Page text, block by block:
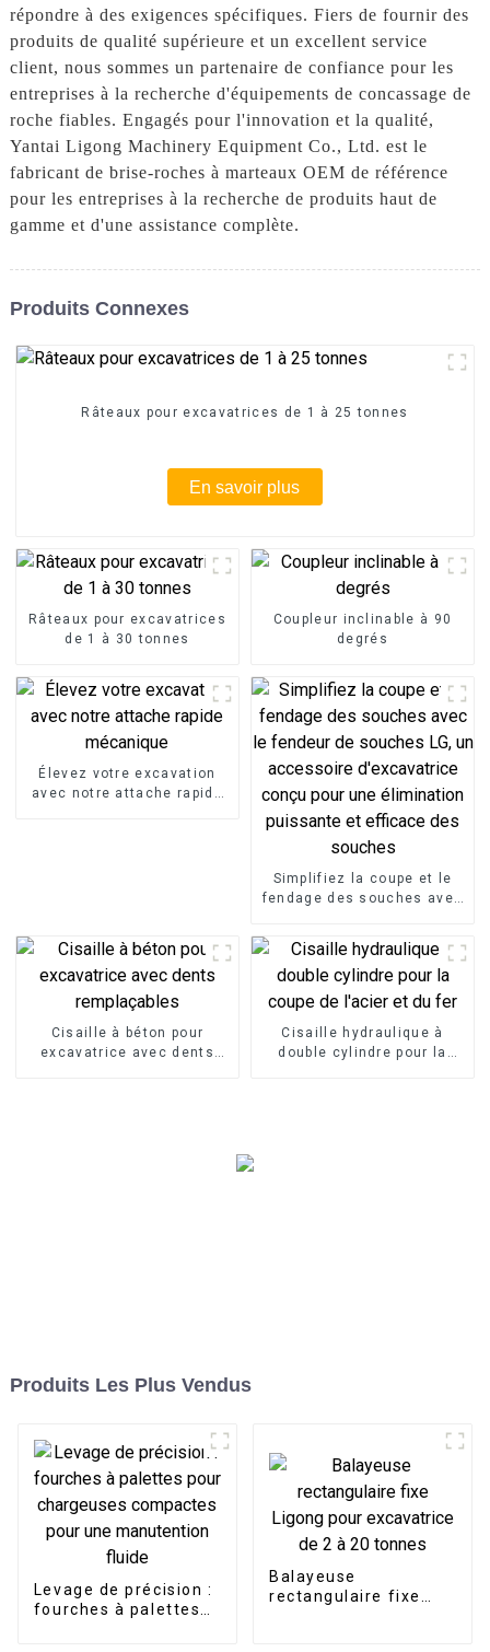
répondre à des exigences spécifiques. Fiers de fournir des
produits de qualité supérieure et un excellent service
client, nous sommes un partenaire de confiance pour les
entreprises à la recherche d'équipements de concassage de
roche fiables. Engagés pour l'innovation et la qualité,
Yantai Ligong Machinery Equipment Co., Ltd. est le
fabricant de brise-roches à marteaux OEM de référence
pour les entreprises à la recherche de produits haut de
gamme et d'une assistance complète.
Produits Connexes
Râteaux pour excavatrices de 1 à 25 tonnes
En savoir plus
Râteaux pour excavatrices
de 1 à 30 tonnes
Coupleur inclinable à 90
degrés
Élevez votre excavation
avec notre attache rapide
Simplifiez la coupe et le
fendage des souches avec
d'excavatrice conçu pour
une élimination puissante
et efficace des souches
Cisaille à béton pour
excavatrice avec dents
Cisaille hydraulique à
double cylindre pour la
Produits Les Plus Vendus
Levage de précision :
fourches à palettes
Balayeuse
rectangulaire fixe